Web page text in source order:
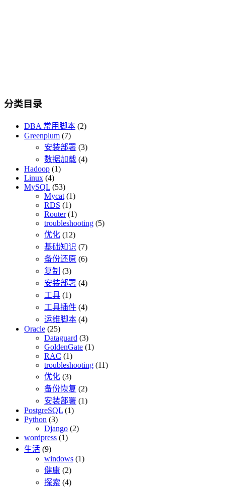
分类目录
DBA 常用脚本 (2)
Greenplum (7)
安装部署 (3)
数据加载 (4)
Hadoop (1)
Linux (4)
MySQL (53)
Mycat (1)
RDS (1)
Router(1)
troubleshooting (5)
优化 (12)
基础知识 (7)
备份还原 (6)
复制 (3)
安装部署 (4)
工具 (1)
工具插件 (4)
运维脚本 (4)
Oracle (25)
Dataguard (3)
GoldenGate (1)
RAC (1)
troubleshooting (11)
优化 (3)
备份恢复 (2)
安装部署 (1)
PostgreSQL (1)
Python (3)
Django (2)
wordpress (1)
生活 (9)
windows (1)
健康 (2)
探索 (4)